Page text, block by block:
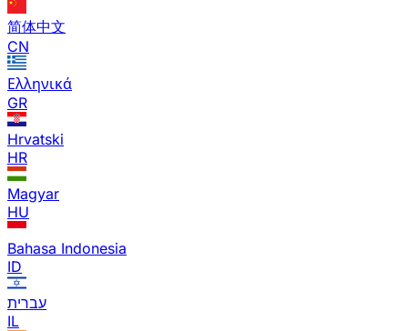
简体中文
CN
Ελληνικά
GR
Hrvatski
HR
Magyar
HU
Bahasa Indonesia
ID
עברית
IL